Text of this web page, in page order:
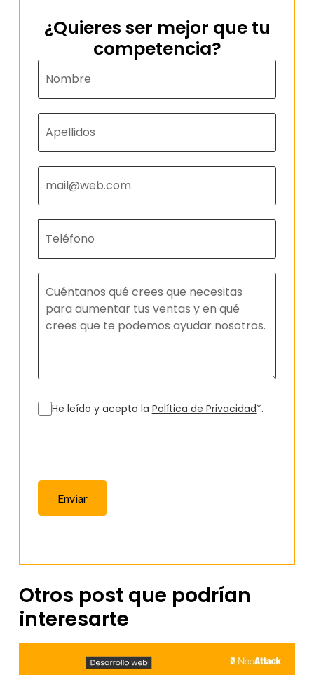
¿Quieres ser mejor que tu
competencia?
He leído y acepto la Política de Privacidad*.
Enviar
Otros post que podrían
interesarte